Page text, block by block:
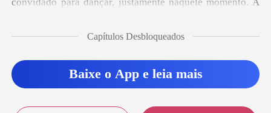
do claro que e
Capítulos Desbloqueados
Baixe o App e leia mais